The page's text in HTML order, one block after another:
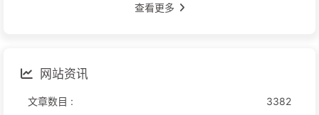
查看更多
网站资讯
文章数目 : 3382